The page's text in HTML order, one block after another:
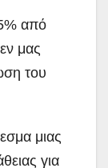
από
μας
του
μιας
για